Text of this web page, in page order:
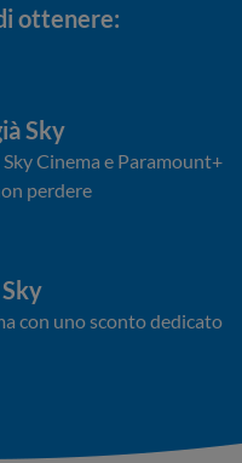
ottenere:
Sky
Cinema e Paramount+
perdere
con uno sconto dedicato